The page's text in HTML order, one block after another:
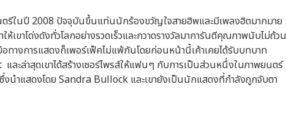
ตรีในปี 2008 ปัจจุบันขึ้นแท่นนักร้องขวัญใจสายฮิพและมีเพลงฮิตมากมาย
ขาโด่งดังทั่วโลกอย่างรวดเร็วและกวาดรางวัลมาการันตีคุณภาพนับไม่ถ้วน
างการแสดงก็เพอร์เฟ็คไม่แพ้กันโดยก่อนหน้านี้เค้าเคยได้รับบทบาท
ะล่าสุดเขาได้สร้างเซอร์ไพรส์ให้แฟนๆ กับการเป็นส่วนหนึ่งในภาพยนตร์
ำแสดงโดย Sandra Bullock และเขายังเป็นนักแสดงที่กำลังถูกจับตา